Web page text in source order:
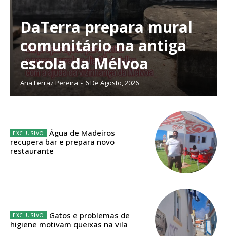
Planos de Assinatura
Faça-se assinante do Região de Cister e ajude-nos a manter este serviço
público!
Sendo assinante terá acesso a todos os conteúdos exclusivos e versões
Escolha o plano de assinatura desejado:
32€
DaTerra prepara mural
comunitário na antiga
escola da Mélvoa
Ana Ferraz Pereira - 6 De Agosto, 2026
Água de Madeiros
recupera bar e prepara novo
restaurante
Gatos e problemas de
higiene motivam queixas na vila